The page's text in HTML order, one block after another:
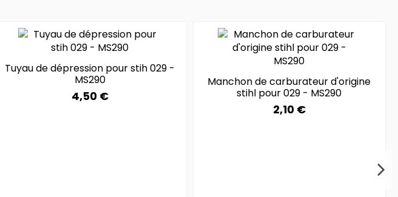
Tuyau de dépression pour stih 029 -
MS290
4,50 €
Manchon de carburateur d'origine
stihl pour 029 - MS290
2,10 €